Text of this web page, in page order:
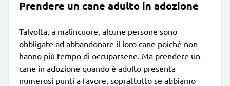
Prendere un cane adulto in adozione
Talvolta, a malincuore, alcune persone sono
obbligate ad abbandonare il loro cane poiché non
hanno più tempo di occuparsene. Ma prendere un
cane in adozione quando è adulto presenta
numerosi punti a favore, soprattutto se abbiamo